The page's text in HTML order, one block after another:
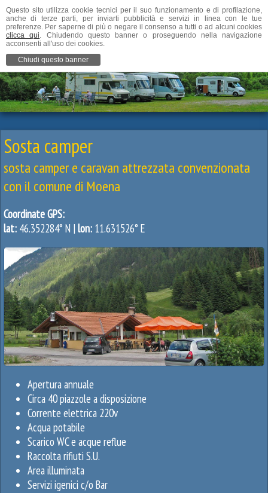
Sosta camper
sosta camper e caravan attrezzata convenzionata
con il comune di Moena
Coordinate GPS:
lat: 46.352284° N | lon: 11.631526° E
Apertura annuale
Circa 40 piazzole a disposizione
Corrente elettrica 220v
Acqua potabile
Scarico WC e acque reflue
Raccolta rifiuti S.U.
Area illuminata
Servizi igenici c/o Bar
Questo sito utilizza cookie tecnici per il suo funzionamento e di profilazione,
anche di terze parti, per inviarti pubblicità e servizi in linea con le tue
preferenze. Per saperne di più o negare il consenso a tutti o ad alcuni cookies
clicca qui. Chiudendo questo banner o proseguendo nella navigazione
acconsenti all'uso dei cookies.
Chiudi questo banner